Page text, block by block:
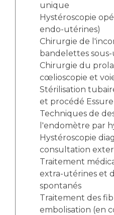
unique
Hystéroscopie
endo-utérines)
Chirurgie de
bandelettes
Chirurgie du
cœlioscopie et
Stérilisation
et procédé Essure
Techniques de
l'endomètre par
Hystéroscopie
consultation
Traitement
extra-utérines et
spontanés
Traitement des
embolisation (en